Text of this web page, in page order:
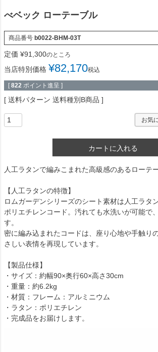
べベック ローテーブル
商品番号 b0022-BHM-03T
定価 ¥91,300のところ
当店特別価格 ¥82,170税込
[ 822 ポイント進呈 ]
送料パターン 送料種別B商品
お気
カートに入れる
人工ラタンで編みこまれた高級感のあるローテ
【人工ラタンの特徴】
ロムガーデンシリーズのシート素材は人工ラタ
ポリエチレンコード。汚れても水洗いが可能で
す。
密に編み込まれたコードは、座り心地や手触り
さしい表情を再現しています。
【製品仕様】
・サイズ：約幅90×奥行60×高さ30cm
・重量：約6.2kg
・材質：フレーム：アルミニウム
・ラタン：ポリエチレン
・完成品をお届けします。